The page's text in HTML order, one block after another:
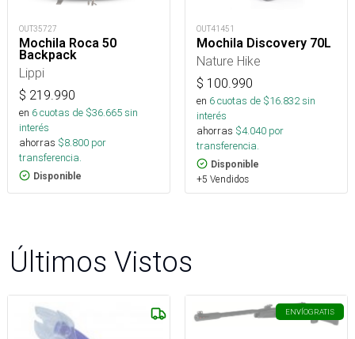
OUT35727
Mochila Roca 50
Backpack
Lippi
$ 219.990
en 6cuotas de $36.665sin
interés
ahorras $8.800 por
transferencia.
Disponible
OUT41451
Mochila Discovery 70L
Nature Hike
$ 100.990
en 6cuotas de $16.832sin
interés
ahorras $4.040 por
transferencia.
Disponible
+5 Vendidos
Últimos Vistos
ENVÍOGRATIS